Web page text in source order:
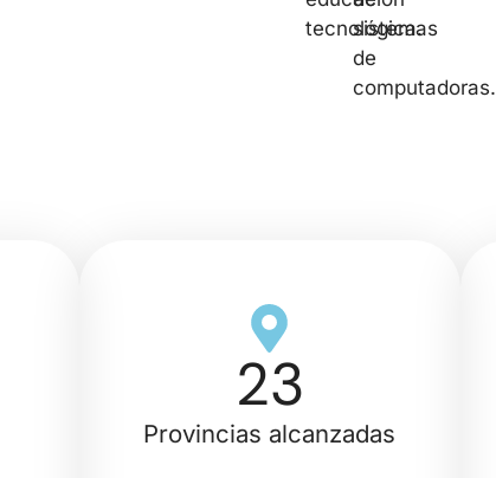
tecnológica.
sistemas
de
computadoras.
23
Provincias alcanzadas